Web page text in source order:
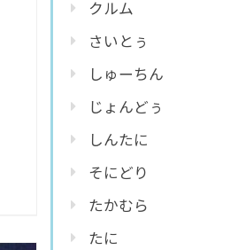
クルム
さいとぅ
しゅーちん
じょんどぅ
しんたに
そにどり
たかむら
たに